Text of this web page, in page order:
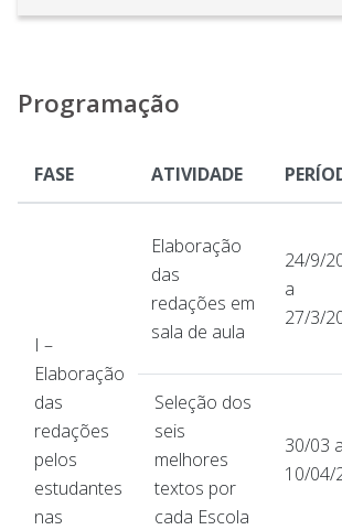
Programação
FASE ATIVIDADE
I –
Elaboração
das
redações
pelos
estudantes
nas
Elaboração
das
redações em
sala de aula
24/9/
a
27/3/
Seleção dos
seis
melhores
textos por
cada Escola
30/03 a
10/04/